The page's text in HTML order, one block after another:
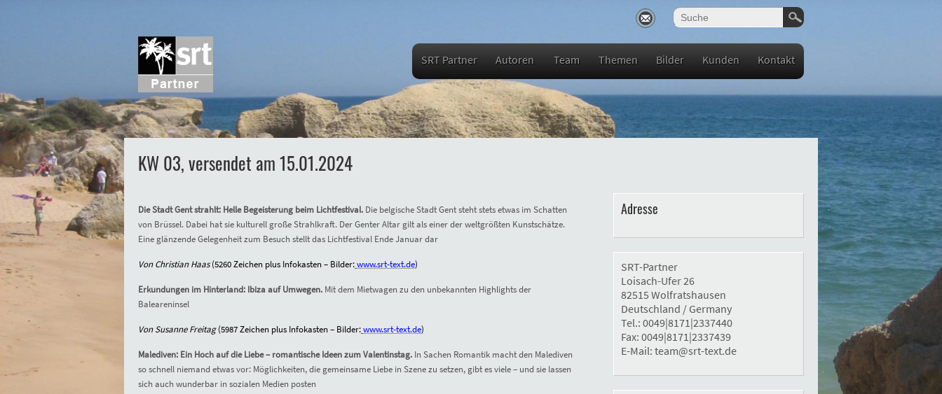
SRT Partner Autoren Team Themen Bilder Kunden Kontakt
KW 03, versendet am 15.01.2024
Die Stadt Gent strahlt: Helle Begeisterung beim Lichtfestival. Die belgische Stadt Gent steht stets etwas im Schatten
von Brüssel. Dabei hat sie kulturell große Strahlkraft. Der Genter Altar gilt als einer der weltgrößten Kunstschätze.
Eine glänzende Gelegenheit zum Besuch stellt das Lichtfestival Ende Januar dar
Von Christian Haas(5260Zeichen plus Infokasten – Bilder:www.srt-text.de)
Erkundungen im Hinterland: Ibiza auf Umwegen. Mit dem Mietwagen zu den unbekannten Highlights der
Baleareninsel
Von Susanne Freitag(5987Zeichen plus Infokasten – Bilder:www.srt-text.de)
Malediven: Ein Hoch auf die Liebe – romantische Ideen zum Valentinstag. In Sachen Romantik macht den Malediven
so schnell niemand etwas vor: Möglichkeiten, die gemeinsame Liebe in Szene zu setzen, gibt es viele – und sie lassen
sich auch wunderbar in sozialen Medien posten
Adresse
SRT-Partner
Loisach-Ufer 26
82515 Wolfratshausen
Deutschland / Germany
Tel.: 0049|8171|2337440
Fax: 0049|8171|2337439
E-Mail: team@srt-text.de